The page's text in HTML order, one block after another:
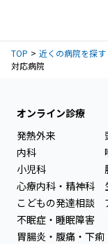
TOP 近くの病院を探す
対応病院
オンライン診療
発熱外来
内科
小児科
心療内科・精神科
こどもの発達相談
不眠症・睡眠障害
胃腸炎・腹痛・下痢